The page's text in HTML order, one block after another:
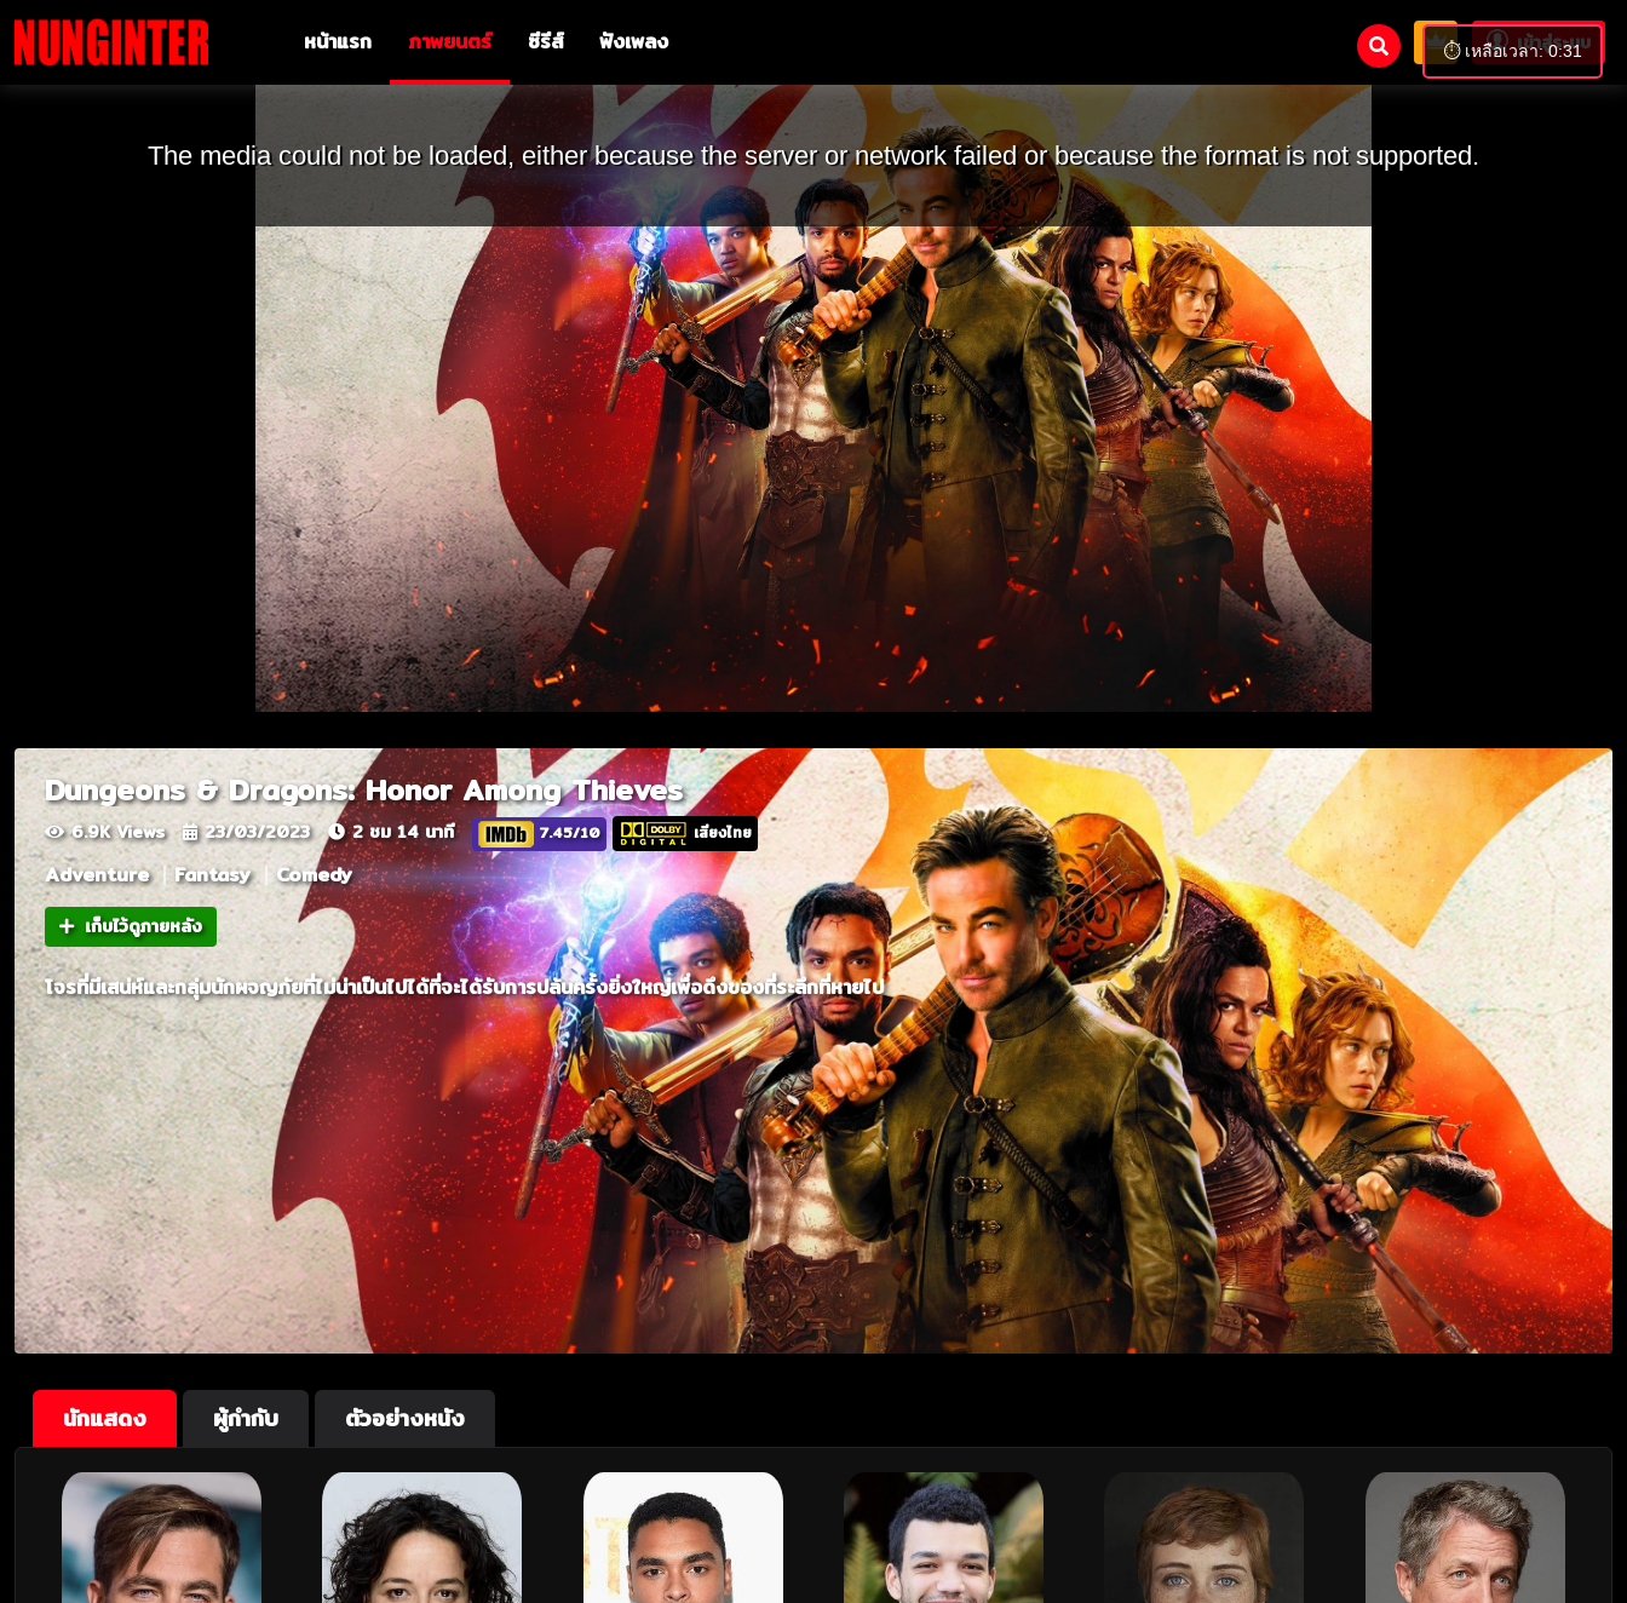
หน้าแรก ภาพยนตร์ ซีรีส์ ฟังเพลง เข้าสู่ระบบ
The media could not be loaded, either because the server or network failed or because the format is not supported.
Dungeons & Dragons: Honor Among Thieves
6.9K Views 23/03/2023 2 ชม 14 นาที 7.45/10 เสียงไทย
Adventure Fantasy Comedy
เก็บไว้ดูภายหลัง
โจรที่มีเสน่ห์และกลุ่มนักผจญภัยที่ไม่น่าเป็นไปได้ที่จะได้รับการปล้นครั้งยิ่งใหญ่เพื่อดึงของที่ระลึกที่หายไป
นักแสดง ผู้กำกับ ตัวอย่างหนัง
⏱️ เหลือเวลา: 0:30
⚠️ แจ้งเตือน
คุณดูฟรีได้อีก 30 วินาที
หลังจากนี้จะไปหน้าสมัครสมาชิก